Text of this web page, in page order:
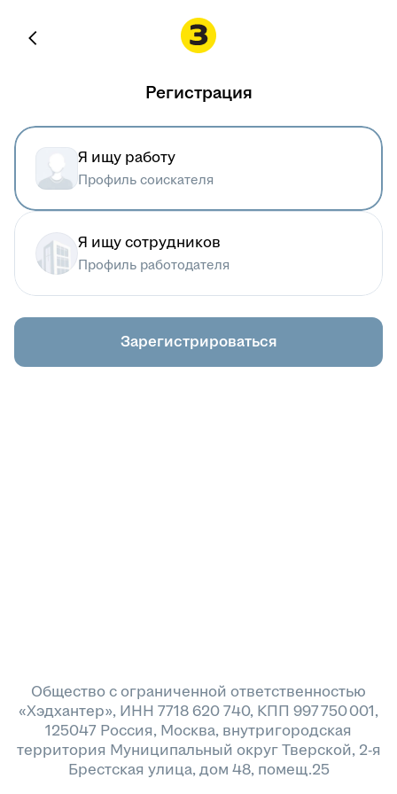
Регистрация
Я ищу работу
Профиль соискателя
Я ищу сотрудников
Профиль работодателя
Зарегистрироваться
Общество с ограниченной ответственностью
«Хэдхантер», ИНН 7718 620 740, КПП 997 750 001,
125047 Россия, Москва, внутригородская
территория Муниципальный округ Тверской, 2-я
Брестская улица, дом 48, помещ.25